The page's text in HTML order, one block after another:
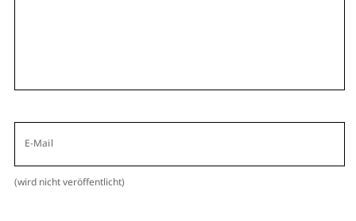
E-Mail
(wird nicht veröffentlicht)